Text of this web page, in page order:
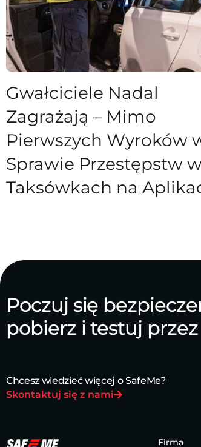
Gwałciciele Nadal
Zagrażają – Mimo
Pierwszych Wyroków
Sprawie Przestępstw
Taksówkach na
Poczuj się
pobierz i testuj
Chcesz wiedzieć więcej o SafeMe?
Skontaktuj się z nami
Firma